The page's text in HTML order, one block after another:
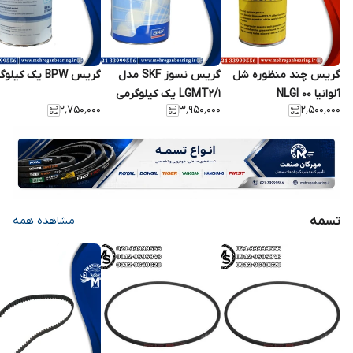
گریس چند منظوره شل
آلوانیا NLGI 00
۲٬۵۰۰٬۰۰۰
گریس نسوز SKF مدل
LGMT2/1 یک کیلوگرمی
۳٬۹۵۰٬۰۰۰
گریس BPW یک کیلوگرمی
۲٬۷۵۰٬۰۰۰
تسمه مشاهده همه